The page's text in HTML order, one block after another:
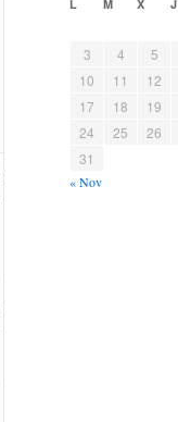
L M X J
3
4 5
10
11 12
17
18 19
24
25 26
31
« Nov